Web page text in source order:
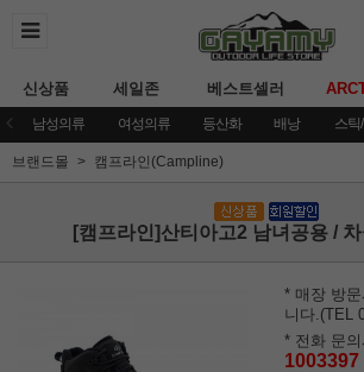
신상품 세일존 베스트셀러
남성의류 여성의류 등산화 배낭 스틱
브랜드몰 캠프라인(Campline)
[캠프라인]산티아고2 남녀공용 /
* 매장 방
니다.(TEL
* 전화 문
1003397